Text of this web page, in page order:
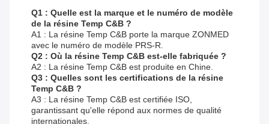
Q1 : Quelle est la marque et le numéro de modèle
de la résine Temp C&B ?
A1 : La résine Temp C&B porte la marque ZONMED
avec le numéro de modèle PRS-R.
Q2 : Où la résine Temp C&B est-elle fabriquée ?
A2 : La résine Temp C&B est produite en Chine.
Q3 : Quelles sont les certifications de la résine
Temp C&B ?
A3 : La résine Temp C&B est certifiée ISO,
garantissant qu'elle répond aux normes de qualité
internationales.